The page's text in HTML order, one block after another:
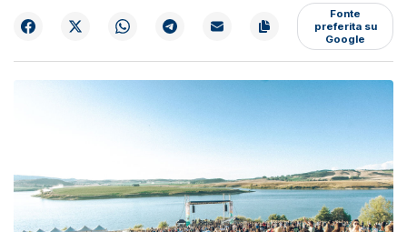
Fonte
preferita su
Google